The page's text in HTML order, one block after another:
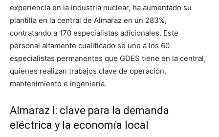
experiencia en la industria nuclear, ha aumentado su
plantilla en la central de Almaraz en un 283%,
contratando a 170 especialistas adicionales. Este
personal altamente cualificado se une a los 60
especialistas permanentes que GDES tiene en la central,
quienes realizan trabajos clave de operación,
mantenimiento e ingeniería.
Almaraz I: clave para la demanda
eléctrica y la economía local